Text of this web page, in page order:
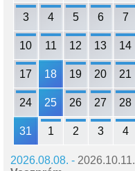
3 4 5 6 7
10 11 12 13 14
17 18 19 20 21
24 25 26 27 28
31 1 2 3 4
2026.08.08. - 2026.10.11.